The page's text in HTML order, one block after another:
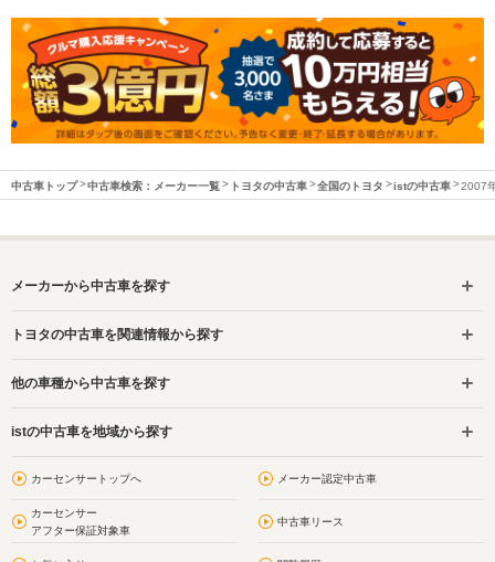
中古車トップ 中古車検索：メーカー一覧 トヨタの中古車 全国のトヨタ istの中古車 2007
メーカーから中古車を探す
トヨタの中古車を関連情報から探す
他の車種から中古車を探す
istの中古車を地域から探す
カーセンサートップへ メーカー認定中古車
カーセンサー
アフター保証対象車
中古車リース